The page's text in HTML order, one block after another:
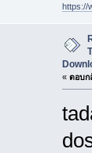
https://
« ตอบก